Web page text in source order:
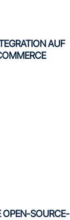
AUF
OPEN-SOURCE-